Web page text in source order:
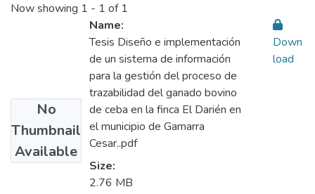
Now showing 1 - 1 of 1
No
Thumbnail
Available
Name:
Tesis Diseño e implementación
de un sistema de información
para la gestión del proceso de
trazabilidad del ganado bovino
de ceba en la finca El Darién en
el municipio de Gamarra
Cesar..pdf
Size:
2.76 MB
Down
load